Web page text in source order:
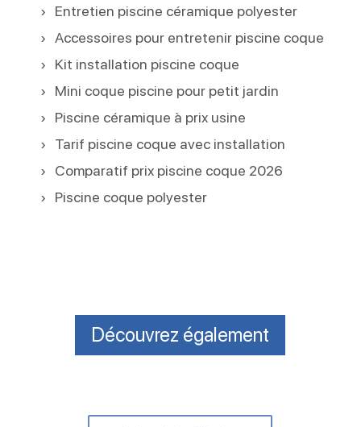
Entretien piscine céramique polyester
Accessoires pour entretenir piscine coque
Kit installation piscine coque
Mini coque piscine pour petit jardin
Piscine céramique à prix usine
Tarif piscine coque avec installation
Comparatif prix piscine coque 2026
Piscine coque polyester
Découvrez également